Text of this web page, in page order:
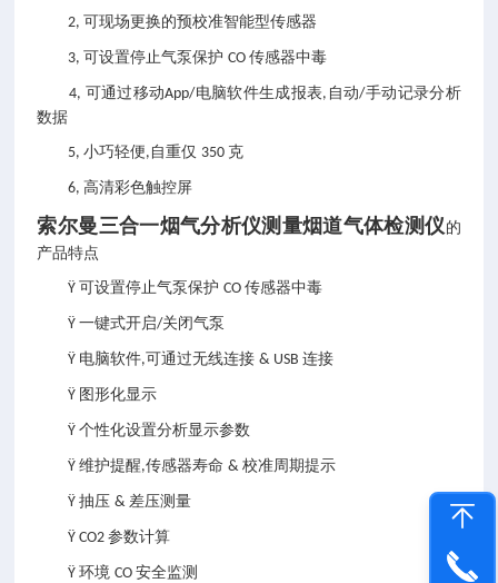
2, 可现场更换的预校准智能型传感器
3, 可设置停止气泵保护CO传感器中毒
4, 可通过移动App/电脑软件生成报表, 自动/手动记录分析
数据
5,小巧轻便, 自重仅 350 克
6, 高清彩色触控屏
索尔曼三合一烟气分析仪测量烟道气体检测仪的
产品特点
Ÿ 可设置停止气泵保护CO传感器中毒
Ÿ一键式开启/关闭气泵
Ÿ 电脑软件,可通过无线连接& USB连接
Ÿ 图形化显示
Ÿ个性化设置分析显示参数
Ÿ维护提醒,传感器寿命&校准周期提示
Ÿ抽压&差压测量
Ÿ CO2参数计算
Ÿ环境CO安全监测